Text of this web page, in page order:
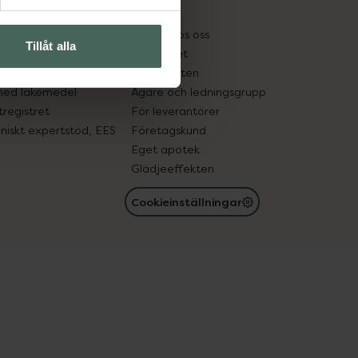
Tillåt alla
in gammal medicin
läkemedel
expertstöd, EES
Pressrum
Jobba hos oss
Hållbarhet
Samarbeten
Ägare och ledningsgrupp
För leverantörer
Företagskund
Eget apotek
Glädjeeffekten
Cookieinställningar